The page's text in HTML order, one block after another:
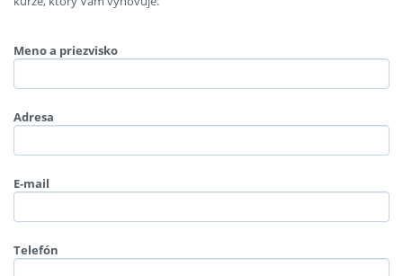
Meno a priezvisko
Adresa
E-mail
Telefón